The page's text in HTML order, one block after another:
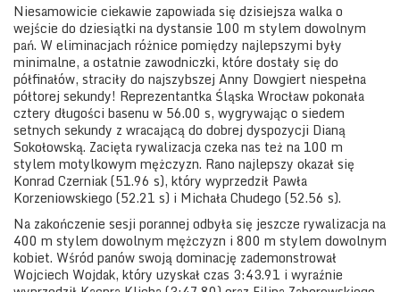
Niesamowicie ciekawie zapowiada się dzisiejsza walka o
wejście do dziesiątki na dystansie 100 m stylem dowolnym
pań. W eliminacjach różnice pomiędzy najlepszymi były
minimalne, a ostatnie zawodniczki, które dostały się do
półfinałów, straciły do najszybszej Anny Dowgiert niespełna
półtorej sekundy! Reprezentantka Śląska Wrocław pokonała
cztery długości basenu w 56.00 s, wygrywając o siedem
setnych sekundy z wracającą do dobrej dyspozycji Dianą
Sokołowską. Zacięta rywalizacja czeka nas też na 100 m
stylem motylkowym mężczyzn. Rano najlepszy okazał się
Konrad Czerniak (51.96 s), który wyprzedził Pawła
Korzeniowskiego (52.21 s) i Michała Chudego (52.56 s).
Na zakończenie sesji porannej odbyła się jeszcze rywalizacja na
400 m stylem dowolnym mężczyzn i 800 m stylem dowolnym
kobiet. Wśród panów swoją dominację zademonstrował
Wojciech Wojdak, który uzyskał czas 3:43.91 i wyraźnie